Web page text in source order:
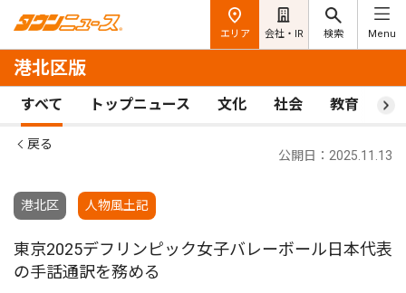
エリア 会社・IR 検索 Menu
港北区版
すべて トップニュース 文化 社会 教育 ス
戻る
港北区 人物風土記
公開日：2025.11.13
東京2025デフリンピック女子バレーボール日本代表
の手話通訳を務める